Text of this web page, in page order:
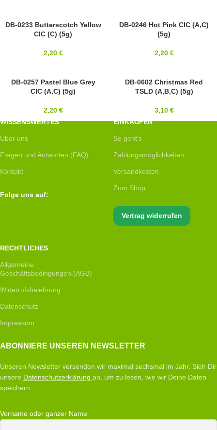
11/0
DB-0233 Butterscotch Yellow
CIC (C) (5g)
2,20 €
11/0
DB-0246 Hot Pink CIC (A,C)
(5g)
2,20 €
11/0DB-0257 Pastel Blue Grey
CIC (A,C) (5g)
2,20 €
DB-0602 Christmas Red
TSLD (A,B,C) (5g)
3,10 €
WISSENSWERTES
Über uns
Fragen und Antworten (FAQ)
Kontakt
Folge uns auf:
EINKAUFEN
So geht's
Zahlungsmöglichkeiten
Versandkosten
Zum Shop
Vertrag widerrufen
RECHTLICHES
Allgemeine
Geschäftsbedingungen (AGB)
Widerrufsbelehrung
Datenschutz
Impressum
ABONNIERE UNSEREN NEWSLETTER
Unseren Newsletter versenden wir maximal sechsmal im Jahr. Sieh Dir
unsere Datenschutzerklärung an, um zu lesen, wie wir Deine Daten
speichern.
Vorname oder ganzer Name